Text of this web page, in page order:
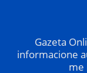
Gazeta
informacione
me